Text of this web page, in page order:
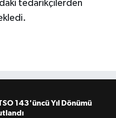
tedarikçilerden
143'üncü Yıl Dönümü